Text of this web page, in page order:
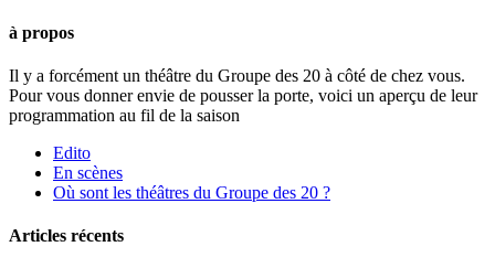
à propos
Il y a forcément un théâtre du Groupe des 20 à côté de chez vous.
Pour vous donner envie de pousser la porte, voici un aperçu de leur
programmation au fil de la saison
Edito
En scènes
Où sont les théâtres du Groupe des 20 ?
Articles récents